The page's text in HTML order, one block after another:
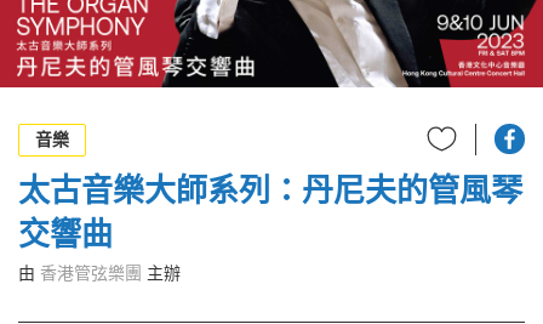
關於撲飛
條款及細則
EN
音樂
太古音樂大師系列：丹尼夫的管風琴
交響曲
由 香港管弦樂團 主辦